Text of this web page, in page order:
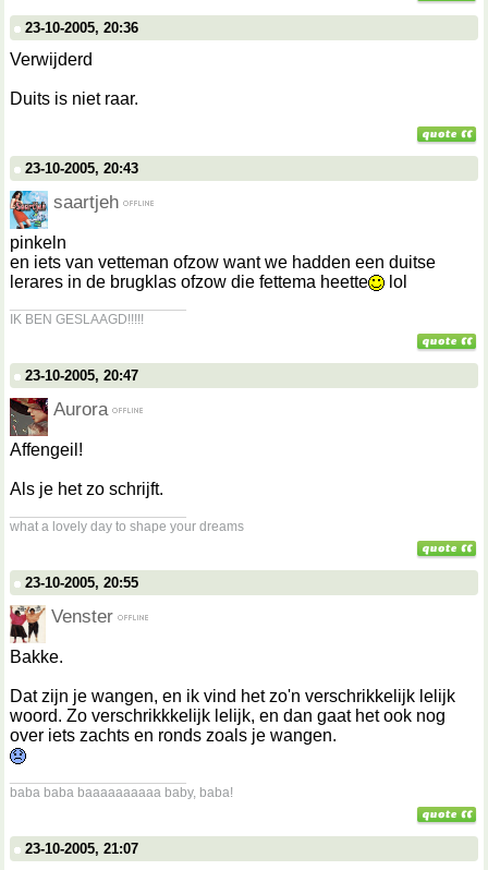
23-10-2005, 20:36
Verwijderd
Duits is niet raar.
23-10-2005, 20:43
saartjeh
pinkeln
en iets van vetteman ofzow want we hadden een duitse
lerares in de brugklas ofzow die fettema heette
lol
IK BEN GESLAAGD!!!!!
23-10-2005, 20:47
Aurora
Affengeil!
Als je het zo schrijft.
what a lovely day to shape your dreams
23-10-2005, 20:55
Venster
Bakke.
Dat zijn je wangen, en ik vind het zo'n verschrikkelijk lelijk
woord. Zo verschrikkkelijk lelijk, en dan gaat het ook nog
over iets zachts en ronds zoals je wangen.
baba baba baaaaaaaaaa baby, baba!
23-10-2005, 21:07